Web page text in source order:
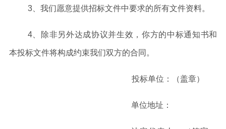
3、我们愿意提供招标文件中要求的所有文件资料。
4、 除非另外达成协议并生效，你方的中标通知书和
本投标文件将构成约束我们双方的合同。
投标单位：（盖章）
单位地址：